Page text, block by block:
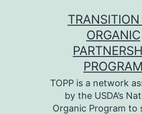
ORGANIC
PROGRAM
TOPP is a network
by the USDA’s
Organic Program to